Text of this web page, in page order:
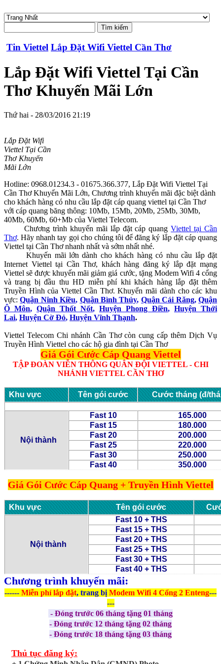
Tin Viettel Lắp Đặt Wifi Viettel Cần Thơ
Lắp Đặt Wifi Viettel Tại Cần
Thơ Khuyến Mãi Lớn
Thứ hai - 28/03/2016 21:19
Lắp Đặt Wifi
Viettel Tại Cần
Thơ Khuyến
Mãi Lớn
Hotline: 0968.01234.3 - 01675.366.377, Lắp Đặt Wifi Viettel Tại
Cần Thơ Khuyến Mãi Lớn, Chương trình khuyến mãi đặc biệt dành
cho khách hàng có nhu cầu lắp đặt cáp quang viettel tại Cần Thơ
với cáp quang băng thông: 10Mb, 15Mb, 20Mb, 25Mb, 30Mb,
40Mb, 60Mb, 60+Mb của Viettel Telecom.
Chương trình khuyến mãi lắp đặt cáp quangViettel tại Cần
Thơ. Hãy nhanh tay gọi cho chúng tôi để đăng ký lắp đặt cáp quang
Viettel tại Cần Thơ nhanh nhất và sớm nhất nhé.
Khuyến mãi lớn dành cho khách hàng có nhu cầu lắp đặt
Internet Viettel tại Cần Thơ, khách hàng đăng ký lắp đặt mạng
Viettel sẽ được khuyến mãi giảm giá cước, tặng Modem Wifi 4 cổng
và trang bị đầu thu HD miễn phí khi khách hàng lắp đặt thêm
Truyền Hình của Viettel Cần Thơ. Khuyến mãi dành cho các khu
vực: Quận Ninh Kiều, Quận Bình Thủy, Quận Cái Răng,Quận
Ô Môn, Quận Thốt Nốt, Huyện Phong Điền, Huyện Thới
Lai, Huyện Cờ Đỏ, Huyện Vĩnh Thạnh.
Viettel Telecom Chi nhánh Cần Thơ còn cung cấp thêm Dịch Vụ
Truyền Hình Viettel cho các hộ gia đình tại Cần Thơ
Giá Gói Cước Cáp Quang Viettel
TẬP ĐOÀN VIỄN THÔNG QUÂN ĐỘI VIETTEL - CHI
NHÁNH VIETTEL CẦN THƠ
Khu vực Tên gói cước Cước tháng (đ/
Nội thành
Fast 10
165.000
Fast 15
180.000
Fast 20
200.000
Fast 25
220.000
Fast 30
250.000
Fast 40
350.000
Giá Gói Cước Cáp Quang + Truyền Hình Viettel
Khu vực Tên gói cước
Nội thành
Fast 10 + THS
Fast 15 + THS
Fast 20 + THS
Fast 25 + THS
Fast 30 + THS
Fast 40 + THS
Chương trình khuyến mãi:
------ Miễn phílắp đặt, trang bị Modem Wifi 4 Cổng 2 Enteng---
---
- Đóng trước 06 tháng tặng 01 tháng
- Đóng trước 12 tháng tặng 02 tháng
- Đóng trước 18 tháng tặng 03 tháng
Thủ tục đăng ký: